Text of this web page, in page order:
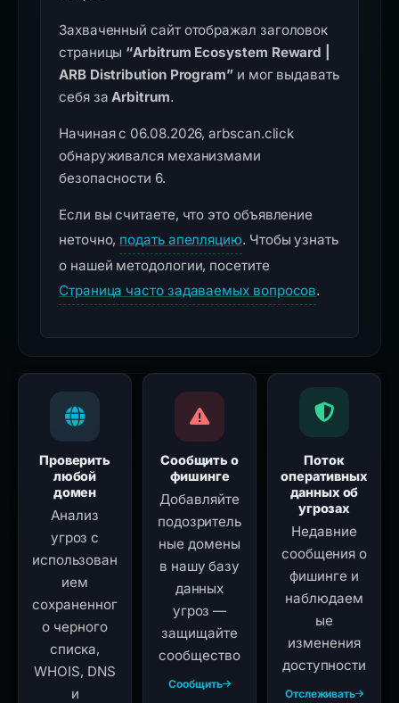
Захваченный сайт отображал заголовок
страницы “Arbitrum Ecosystem Reward |
ARB Distribution Program” и мог выдавать
себя заArbitrum.
Начиная с 06.08.2026, arbscan.click
обнаруживался механизмами
безопасности 6.
Если вы считаете, что это объявление
неточно, подать апелляцию. Чтобы узнать
о нашей методологии, посетите
Страница часто задаваемых вопросов.
Проверить
любой
домен
Анализ
угроз с
использован
ием
сохраненног
о черного
списка,
WHOIS, DNS
и
Сообщить о
фишинге
Добавляйте
подозритель
ные домены
в нашу базу
данных
угроз —
защищайте
сообщество
Сообщить
Поток
оперативных
данных об
угрозах
Недавние
сообщения о
фишинге и
наблюдаем
ые
изменения
доступности
Отслеживать